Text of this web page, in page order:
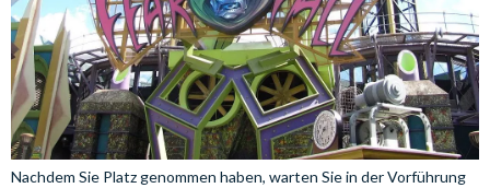
Nachdem Sie Platz genommen haben, warten Sie in der Vorführung